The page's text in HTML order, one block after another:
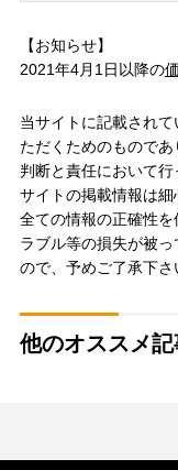
【お知らせ】
2021年4月1日以降の
当サイトに記載され
ただくためのもので
判断と責任において
サイトの掲載情報は
全ての情報の正確性
ラブル等の損失が被
ので、予めご了承下さ
他のオススメ記